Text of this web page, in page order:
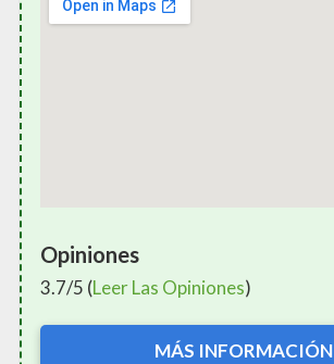
Opiniones
3.7/5 (Leer Las Opiniones)
MÁS INFORMACIÓN